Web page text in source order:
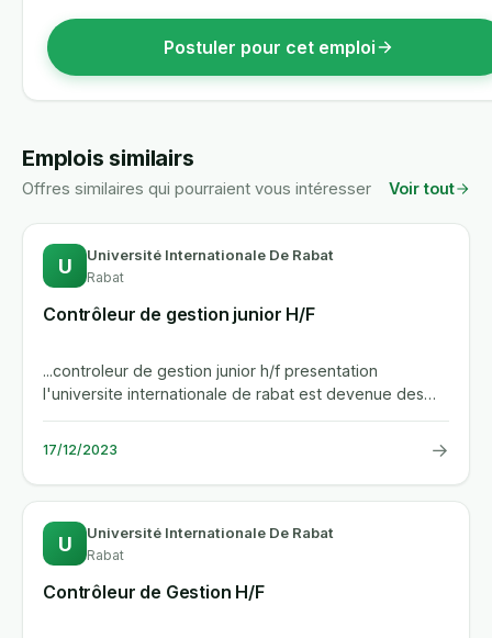
Postuler pour cet emploi
Emplois similairs
Offres similaires qui pourraient vous intéresser Voir tout
U Université Internationale De Rabat
Rabat
Contrôleur de gestion junior H/F
...controleur de gestion junior h/f presentation
l'universite internationale de rabat est devenue des
ses premieres annees...
17/12/2023 →
U Université Internationale De Rabat
Rabat
Contrôleur de Gestion H/F